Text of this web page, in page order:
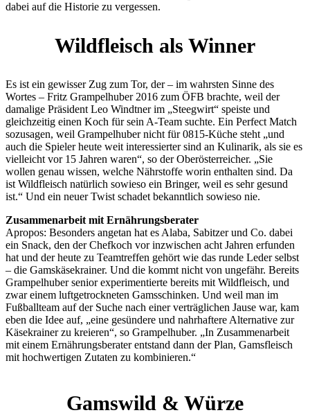
dabei auf die Historie zu vergessen.
Wildfleisch als Winner
Es ist ein gewisser Zug zum Tor, der – im wahrsten Sinne des
Wortes – Fritz Grampelhuber 2016 zum ÖFB brachte, weil der
damalige Präsident Leo Windtner im „Steegwirt“ speiste und
gleichzeitig einen Koch für sein A-Team suchte. Ein Perfect Match
sozusagen, weil Grampelhuber nicht für 0815-Küche steht „und
auch die Spieler heute weit interessierter sind an Kulinarik, als sie es
vielleicht vor 15 Jahren waren“, so der Oberösterreicher. „Sie
wollen genau wissen, welche Nährstoffe worin enthalten sind. Da
ist Wildfleisch natürlich sowieso ein Bringer, weil es sehr gesund
ist.“ Und ein neuer Twist schadet bekanntlich sowieso nie.
Zusammenarbeit mit Ernährungsberater
Apropos: Besonders angetan hat es Alaba, Sabitzer und Co. dabei
ein Snack, den der Chefkoch vor inzwischen acht Jahren erfunden
hat und der heute zu Teamtreffen gehört wie das runde Leder selbst
– die Gamskäsekrainer. Und die kommt nicht von ungefähr. Bereits
Grampelhuber senior experimentierte bereits mit Wildfleisch, und
zwar einem luftgetrockneten Gamsschinken. Und weil man im
Fußballteam auf der Suche nach einer verträglichen Jause war, kam
eben die Idee auf, „eine gesündere und nahrhaftere Alternative zur
Käsekrainer zu kreieren“, so Grampelhuber. „In Zusammenarbeit
mit einem Ernährungsberater entstand dann der Plan, Gamsfleisch
mit hochwertigen Zutaten zu kombinieren.“
Gamswild & Würze